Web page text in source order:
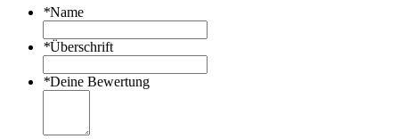
*Name
*Überschrift
*Deine Bewertung